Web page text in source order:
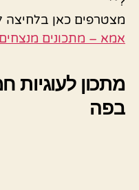
מצטרפים כאן בלחיצה
אמא – מתכונים מנצחים
מתכון לעוגיות
בפה